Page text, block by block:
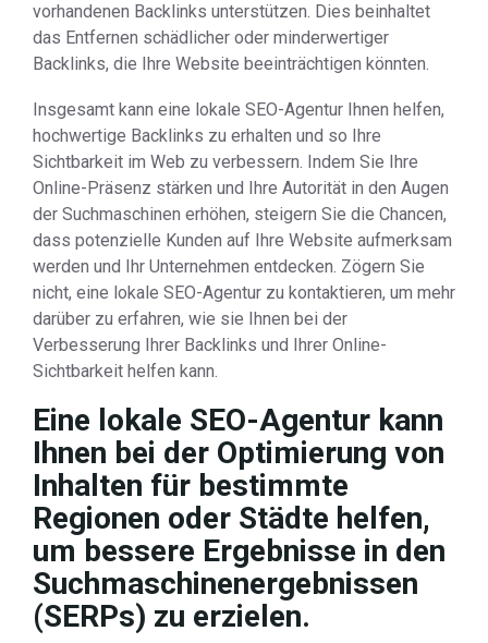
vorhandenen Backlinks unterstützen. Dies beinhaltet
das Entfernen schädlicher oder minderwertiger
Backlinks, die Ihre Website beeinträchtigen könnten.
Insgesamt kann eine lokale SEO-Agentur Ihnen helfen,
hochwertige Backlinks zu erhalten und so Ihre
Sichtbarkeit im Web zu verbessern. Indem Sie Ihre
Online-Präsenz stärken und Ihre Autorität in den Augen
der Suchmaschinen erhöhen, steigern Sie die Chancen,
dass potenzielle Kunden auf Ihre Website aufmerksam
werden und Ihr Unternehmen entdecken. Zögern Sie
nicht, eine lokale SEO-Agentur zu kontaktieren, um mehr
darüber zu erfahren, wie sie Ihnen bei der
Verbesserung Ihrer Backlinks und Ihrer Online-
Sichtbarkeit helfen kann.
Eine lokale SEO-Agentur kann
Ihnen bei der Optimierung von
Inhalten für bestimmte
Regionen oder Städte helfen,
um bessere Ergebnisse in den
Suchmaschinenergebnissen
(SERPs) zu erzielen.